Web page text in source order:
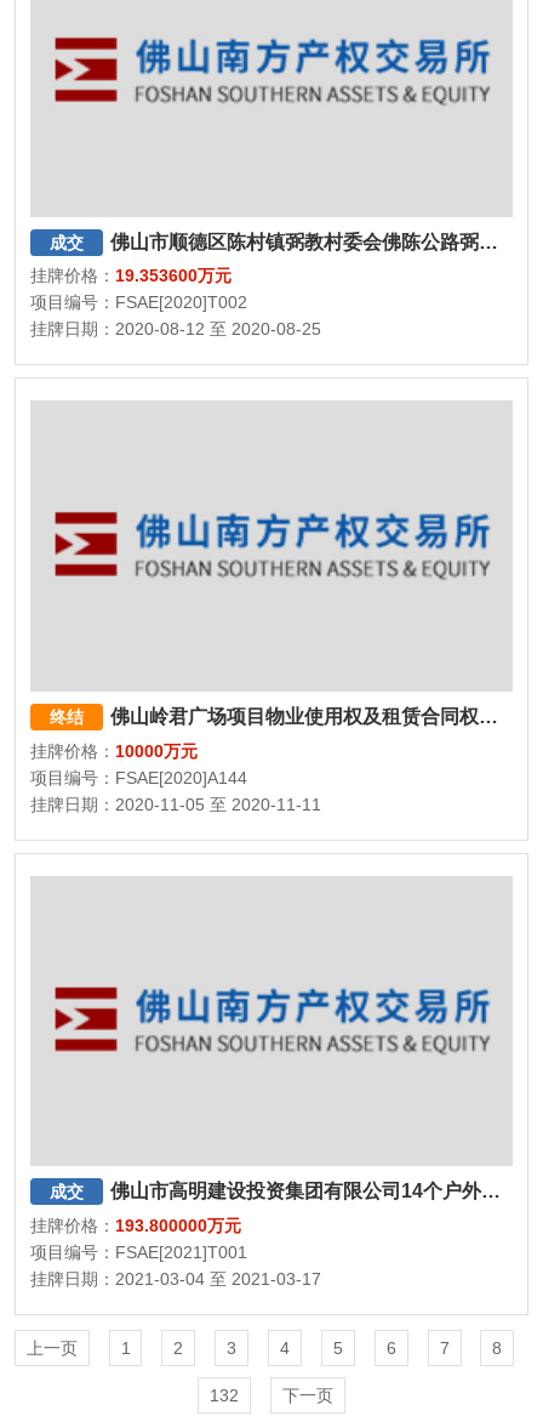
成交 佛山市顺德区陈村镇弼教村委会佛陈公路弼教路段部分空地征集运营方项目
挂牌价格： 19.353600万元
项目编号：FSAE[2020]T002
挂牌日期：2020-08-12 至 2020-08-25
终结 佛山岭君广场项目物业使用权及租赁合同权利义务
挂牌价格： 10000万元
项目编号：FSAE[2020]A144
挂牌日期：2020-11-05 至 2020-11-11
成交 佛山市高明建设投资集团有限公司14个户外立柱广告牌征集合作运营方
挂牌价格： 193.800000万元
项目编号：FSAE[2021]T001
挂牌日期：2021-03-04 至 2021-03-17
上一页 1 2 3 4 5 6 7 8
132 下一页